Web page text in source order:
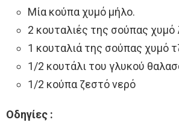
Μία κούπα χυμό μήλο.
2 κουταλιές της σούπας χυμό
1 κουταλιά της σούπας χυμό
1/2 κουτάλι του γλυκού
1/2 κούπα ζεστό νερό
Οδηγίες :